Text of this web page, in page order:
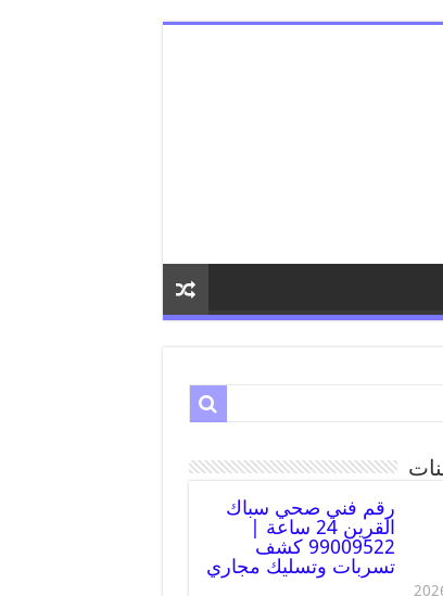
رقم فني صحي سباك
القرين 24 ساعة |
99009522 كشف
تسربات وتسليك مجاري